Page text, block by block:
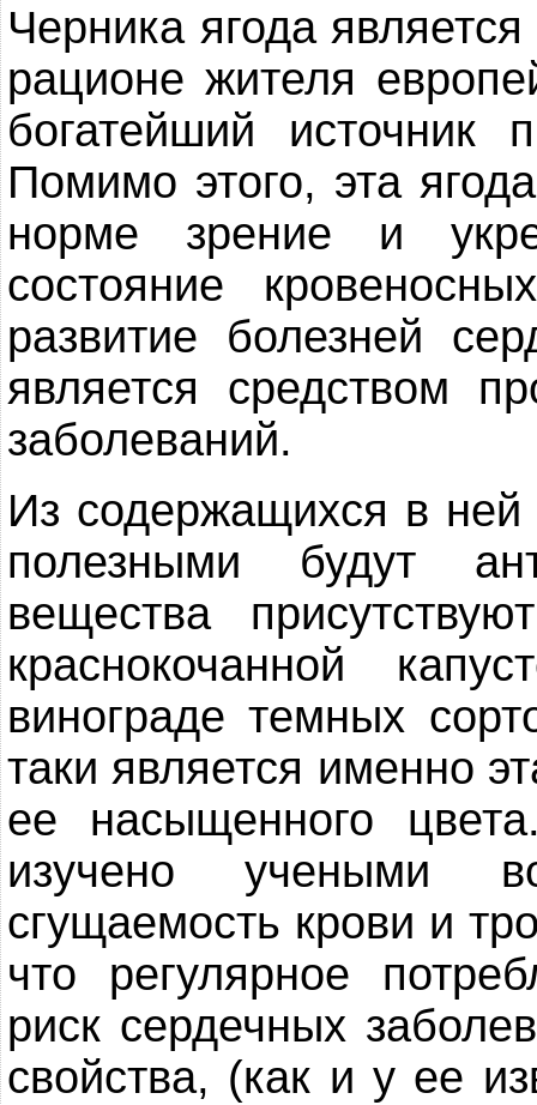
Черника ягода
рационе жителя
богатейший источник
Помимо этого, эта
норме зрение и
состояние
развитие болезней
является средством
заболеваний.
Из содержащихся в
полезными будут
вещества
краснокочанной
винограде темных
таки является именно
ее насыщенного
изучено учеными
сгущаемость крови и
что регулярное
риск сердечных
свойства, (как и у ее